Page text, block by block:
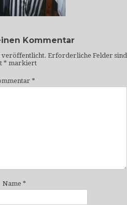
Kommentar
veröffentlicht. Erforderliche Felder sind
* markiert
*
Name *